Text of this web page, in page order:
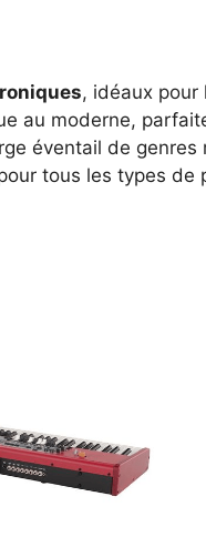
, idéaux pour
au moderne,
éventail de
tous les types de